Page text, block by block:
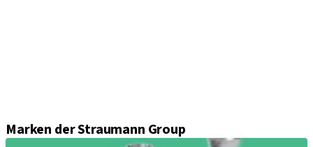
Marken der Straumann Group